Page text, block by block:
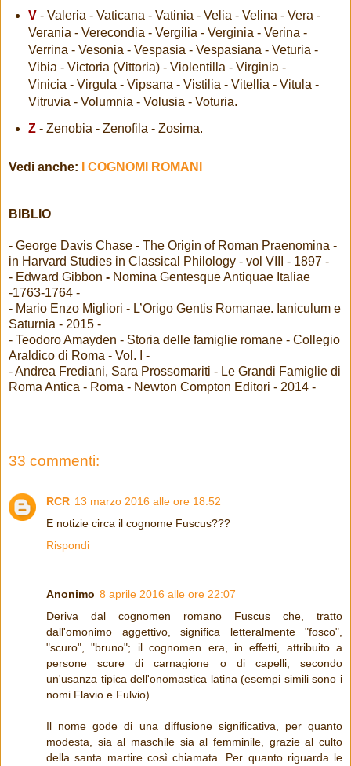
V- Valeria - Vaticana - Vatinia - Velia - Velina - Vera -
Verania - Verecondia - Vergilia - Verginia - Verina -
Verrina - Vesonia - Vespasia - Vespasiana - Veturia -
Vibia - Victoria (Vittoria) - Violentilla - Virginia -
Vinicia - Virgula - Vipsana - Vistilia - Vitellia - Vitula -
Vitruvia - Volumnia - Volusia - Voturia.
Z- Zenobia - Zenofila - Zosima.
Vedi anche: I COGNOMI ROMANI
BIBLIO
- George Davis Chase - The Origin of Roman Praenomina -
in Harvard Studies in Classical Philology - vol VIII - 1897 -
- Edward Gibbon - Nomina Gentesque Antiquae Italiae
-1763-1764 -
- Mario Enzo Migliori - L’Origo Gentis Romanae. Ianiculum e
Saturnia - 2015 -
- Teodoro Amayden - Storia delle famiglie romane - Collegio
Araldico di Roma - Vol. I -
- Andrea Frediani, Sara Prossomariti - Le Grandi Famiglie di
Roma Antica - Roma - Newton Compton Editori - 2014 -
33 commenti:
RCR 13 marzo 2016 alle ore 18:52
E notizie circa il cognome Fuscus???
Rispondi
Anonimo 8 aprile 2016 alle ore 22:07
Deriva dal cognomen romano Fuscus che, tratto
dall'omonimo aggettivo, significa letteralmente "fosco",
"scuro", "bruno"; il cognomen era, in effetti, attribuito a
persone scure di carnagione o di capelli, secondo
un'usanza tipica dell'onomastica latina (esempi simili sono i
nomi Flavio e Fulvio).
Il nome gode di una diffusione significativa, per quanto
modesta, sia al maschile sia al femminile, grazie al culto
della santa martire così chiamata. Per quanto riguarda le